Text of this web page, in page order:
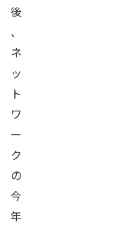
後
、
ネ
ッ
ト
ワ
ー
ク
の
今
年